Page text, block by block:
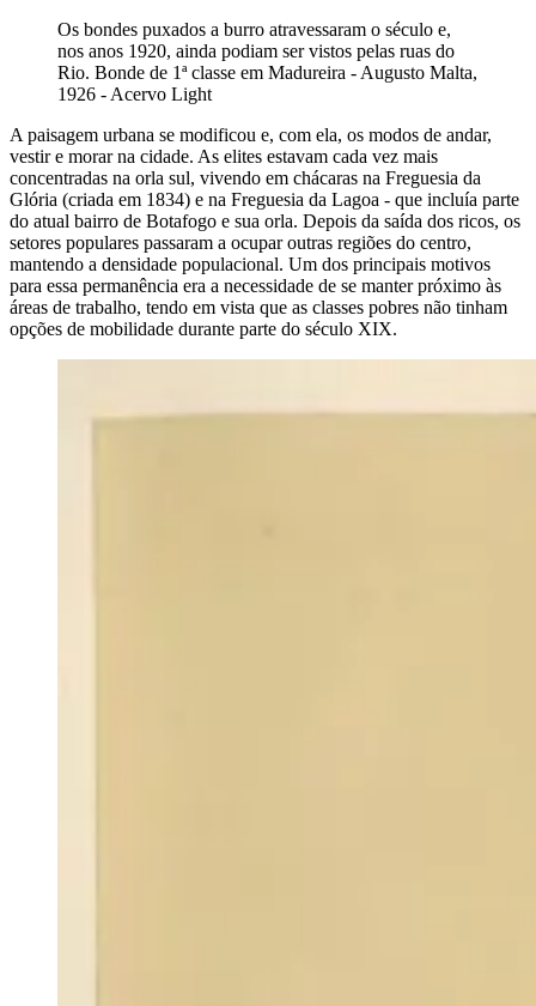
Os bondes puxados a burro atravessaram o século e,
nos anos 1920, ainda podiam ser vistos pelas ruas do
Rio. Bonde de 1ª classe em Madureira - Augusto Malta,
1926 - Acervo Light
A paisagem urbana se modificou e, com ela, os modos de andar,
vestir e morar na cidade. As elites estavam cada vez mais
concentradas na orla sul, vivendo em chácaras na Freguesia da
Glória (criada em 1834) e na Freguesia da Lagoa - que incluía parte
do atual bairro de Botafogo e sua orla. Depois da saída dos ricos, os
setores populares passaram a ocupar outras regiões do centro,
mantendo a densidade populacional. Um dos principais motivos
para essa permanência era a necessidade de se manter próximo às
áreas de trabalho, tendo em vista que as classes pobres não tinham
opções de mobilidade durante parte do século XIX.